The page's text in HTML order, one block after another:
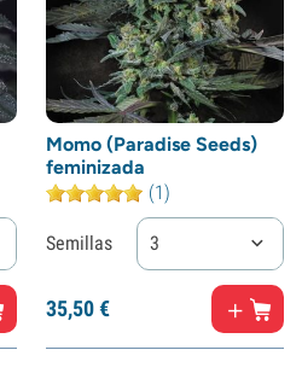
Momo (Paradise Seeds)
feminizada
(1)
Semillas 3
35,50€